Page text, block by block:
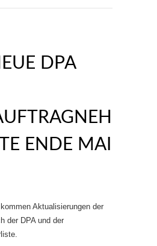
DPA
ENDE MAI
Aktualisierungen der
der DPA und der